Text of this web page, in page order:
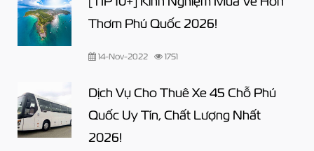
Thơm Phú Quốc 2026!
14-Nov-2022 1751
Dịch Vụ Cho Thuê Xe 45 Chỗ Phú
Quốc Uy Tín, Chất Lượng Nhất
2026!